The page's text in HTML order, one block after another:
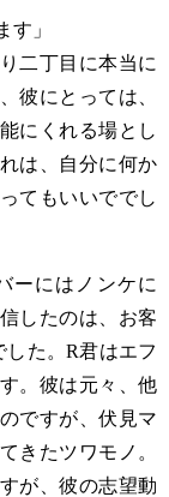
す」
二丁目に本当に
彼にとっては、
にくれる場とし
は、自分に何か
てもいいででし
ーにはノンケに
したのは、お客
した。R君はエフ
。彼は元々、他
ですが、伏見マ
きたツワモノ。
が、彼の志望動